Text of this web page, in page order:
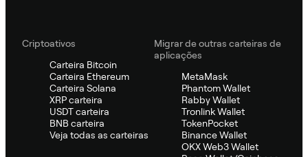
Criptoativos
Carteira Bitcoin
Carteira Ethereum
Carteira Solana
XRP carteira
USDT carteira
BNB carteira
Veja todas as carteiras
Migrar de outras carteiras de
aplicações
MetaMask
Phantom Wallet
Rabby Wallet
Tronlink Wallet
TokenPocket
Binance Wallet
OKX Web3 Wallet